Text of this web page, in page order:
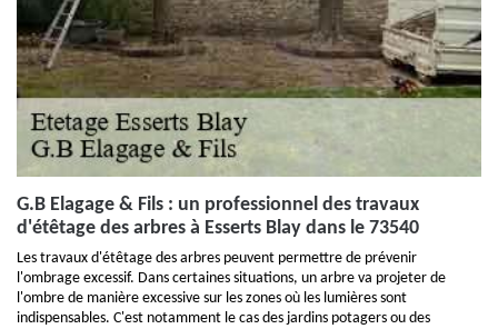
G.B Elagage & Fils : un professionnel des travaux
d'étêtage des arbres à Esserts Blay dans le 73540
Les travaux d'étêtage des arbres peuvent permettre de prévenir
l'ombrage excessif. Dans certaines situations, un arbre va projeter de
l'ombre de manière excessive sur les zones où les lumières sont
indispensables. C'est notamment le cas des jardins potagers ou des